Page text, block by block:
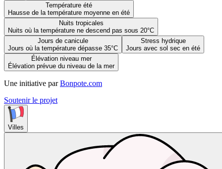
Température été
Hausse de la température moyenne en été
Nuits tropicales
Nuits où la température ne descend pas sous 20°C
Jours de canicule
Jours où la température dépasse 35°C
Stress hydrique
Jours avec sol sec en été
Élévation niveau mer
Élévation prévue du niveau de la mer
Une initiative par Bonpote.com
Soutenir le projet
Villes